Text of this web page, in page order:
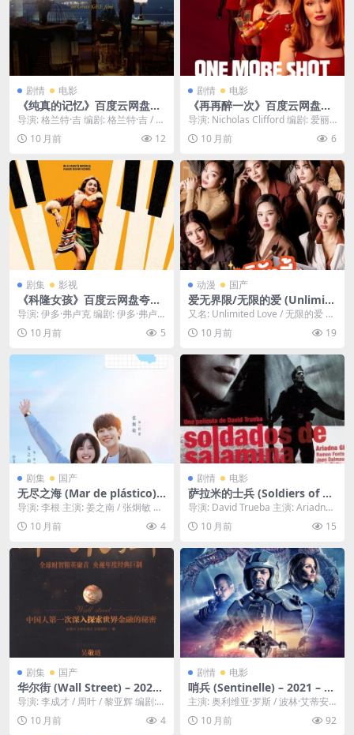
剧情 电影
《纯真的记忆》百度云网盘夸
克下载.阿里云盘.中字.(2015)
导演: 格兰特·吉 编剧: 格兰特·吉 / 奥
尔罕·帕慕克 又名: 纯真博物馆 ...
10 月前 12
剧情 电影
《再再醉一次》百度云网盘夸
克下载.阿里云盘.中字.(2025)
导演: Nicholas Clifford 编剧: 爱丽
丝·福彻 / 格雷戈里·...
10 月前 6
剧集 影视
《科隆女孩》百度云网盘夸克
下载.中字.(2025)
导演: 伊多·弗卢克 编剧: 伊多·弗卢
克 资源下载：科隆女孩下载阿里云
盘,百度...
10 月前 5
动漫 国产
爱无界限/无限的爱 (Unlimite
d Love) – 2025 – 剧情/动作 –
u因为打了色眯眯的上司而被
的弟弟妹妹，因此陷入了困境
又名: Unlimited Love / 无限的爱 资
源下载：无限公司下载阿里云...
10 月前 19
剧集 国产
无尽之海 (Mar de plástico) –
2025 – – 百度网盘免费下载 讲
述主角亦然与程诺在无尽时空
中探寻爱与记忆的故事
导演: 李根 主演: 姜之南 / 张炯敏 资
源下载：无尽之海下载阿里云盘,百
度云...10 月前 4
剧情 电影
萨拉米的士兵 (Soldiers of Sa
lamina) – 2003 – 剧情/战争 –
夸克网盘免费下载 🇪🇸一名女
记者在调查西班牙内战的一段
兼法西斯头目安身立命的惊人
真相。🇪🇸｜ ES
导演: David Trueba 主演: Ariadna
Gil / Diego...
10 月前 15
剧集 国产
华尔街 (Wall Street) – 2025
– 纪录片 / 历史 – 百度网盘免
费下载 集 大型纪录片《华尔
街》，是中央电视台首次采用
导演: 李成才 / 周叶 / 黎亚辉 编剧:
万剑英 资源下载：华尔街下载阿里
云...10 月前 4
剧情 电影
哨兵 (Sentinelle) – 2021 – 动
作/惊悚 – 夸克网盘/百度网盘
免费下载 🇫🇷一名受过严格训
练的法国女兵，在妹妹受到残
主演: 奥利维亚·罗斯 / 波林·艾蒂安 /
瑟吉·诺普科 / 卡西·莫泰·克莱...
10 月前 92